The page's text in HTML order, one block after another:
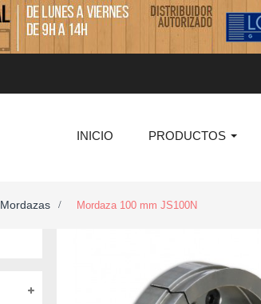
INICIO PRODUCTOS
Mordazas > Mordaza 100 mm JS100N